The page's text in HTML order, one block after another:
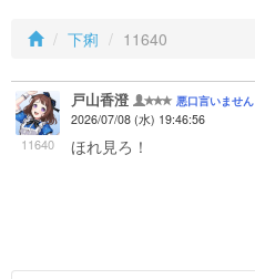
下痢 11640
11640
戸山香澄 悪口言いません
2026/07/08 (水) 19:46:56
ほれ見ろ！